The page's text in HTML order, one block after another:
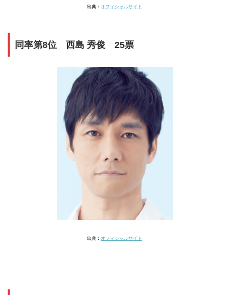
出典： オフィシャルサイト
同率第8位 西島 秀俊 25票
出典： オフィシャルサイト